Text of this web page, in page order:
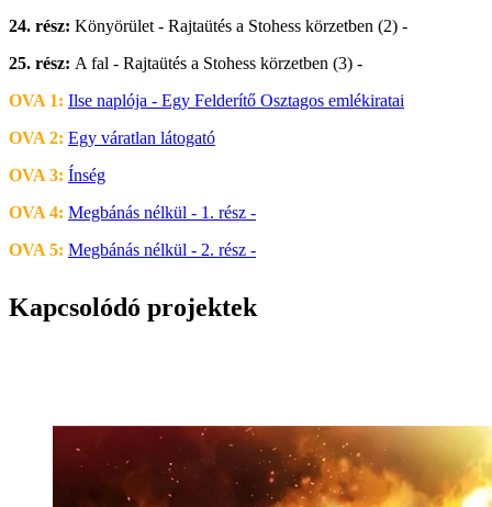
24. rész: Könyörület - Rajtaütés a Stohess körzetben (2) -
25. rész: A fal - Rajtaütés a Stohess körzetben (3) -
OVA 1: Ilse naplója - Egy Felderítő Osztagos emlékiratai
OVA 2: Egy váratlan látogató
OVA 3: Ínség
OVA 4: Megbánás nélkül - 1. rész -
OVA 5: Megbánás nélkül - 2. rész -
Kapcsolódó projektek